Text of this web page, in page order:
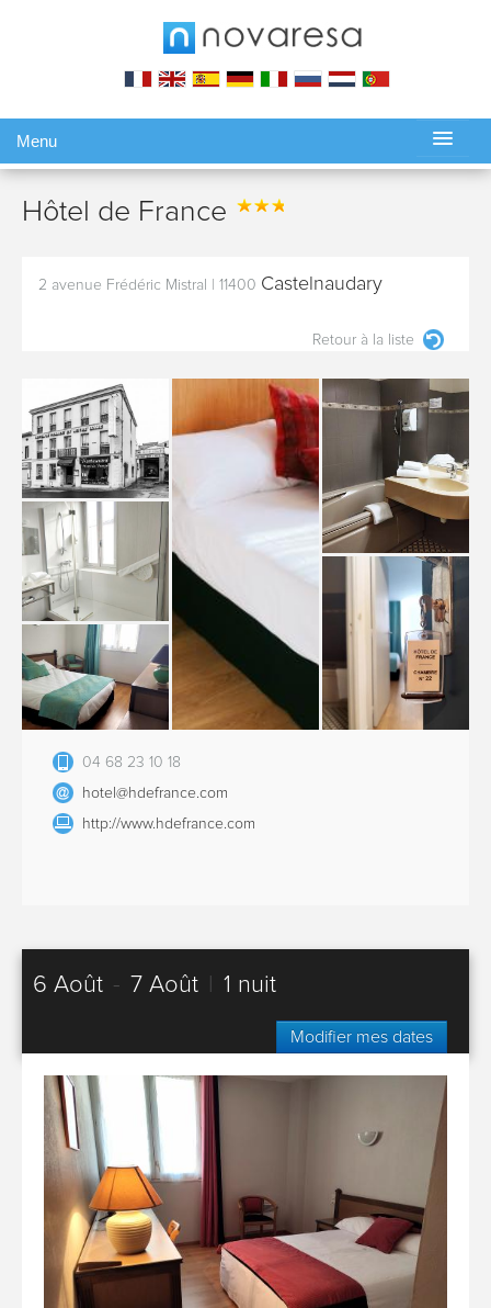
Menu
Hôtel de France
2 avenue Frédéric Mistral 11400 Castelnaudary
Retour à la liste
04 68 23 10 18
hotel@hdefrance.com
http://www.hdefrance.com
6 Août - 7 Août 1 nuit
Modifier mes dates